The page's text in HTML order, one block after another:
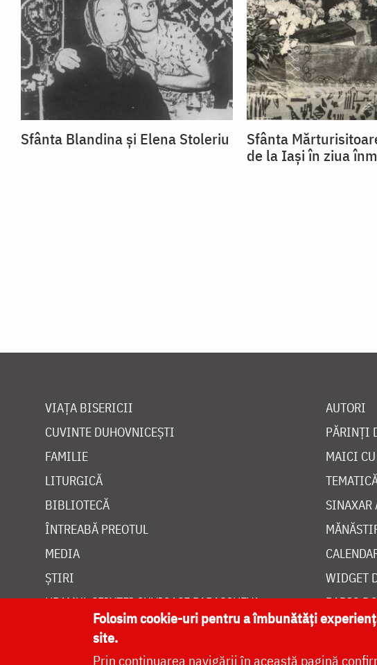
Sfânta Blandina și Elena Stoleriu
Sfânta
de la Iași în ziua
VIAȚA BISERICII
CUVINTE DUHOVNICEȘTI
FAMILIE
LITURGICĂ
BIBLIOTECĂ
ÎNTREABĂ PREOTUL
MEDIA
ȘTIRI
HRAMUL SFINTEI CUVIOASE PARASCHEVA
AUTORI
PĂRINȚI
MAICI
SINAXAR
WIDGET
RADIO
Folosim cookie-uri pentru a îmbunătăți
site.
Prin continuarea navigării în această pagină